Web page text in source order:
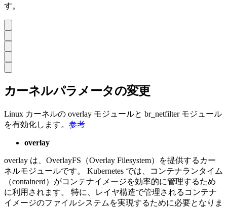
す。
カーネルパラメータの変更
Linux カーネルの overlay モジュールと br_netfilter モジュール
を有効化します。 参考
overlay
overlay は、OverlayFS（Overlay Filesystem）を提供するカー
ネルモジュールです。 Kubernetes では、コンテナランタイム
（containerd）がコンテナイメージを効率的に管理するため
に利用されます。 特に、レイヤ構造で管理されるコンテナ
イメージのファイルシステムを実現するために必要となりま